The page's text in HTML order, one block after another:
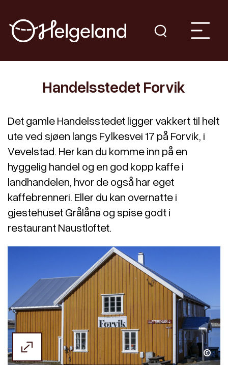
Handelsstedet Forvik
Det gamle Handelsstedet ligger vakkert til helt
ute ved sjøen langs Fylkesvei 17 på Forvik, i
Vevelstad. Her kan du komme inn på en
hyggelig handel og en god kopp kaffe i
landhandelen, hvor de også har eget
kaffebrenneri. Eller du kan overnatte i
gjestehuset Grålåna og spise godt i
restaurant Naustloftet.
Handelsstedet Forvik